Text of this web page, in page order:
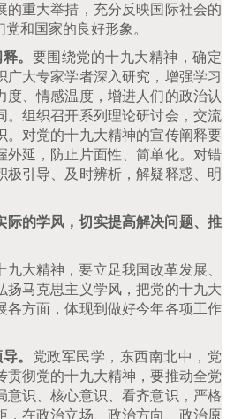
的重大举措，充分反映国际社会的
和国家的良好形象。
。 要围绕党的十九大精神，确定
广大专家学者深入研究，增强学习
度、情感温度，增进人们的政治认
。组织召开系列理论研讨会，交流
。对党的十九大精神的宣传阐释要
外延，防止片面性、简单化。对错
极引导、及时辨析，解疑释惑、明
际的学风，切实提高解决问题、推
大精神，要立足我国改革发展、
扬马克思主义学风，把党的十九大
各方面，体现到做好今年各项工作
。 党政军民学，东西南北中，党
贯彻党的十九大精神，要推动全党
意识、核心意识、看齐意识，严格
，在政治立场、政治方向、政治原